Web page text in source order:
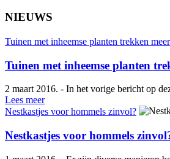
NIEUWS
Tuinen met inheemse planten trekken
Tuinen met inheemse planten
2 maart 2016. - In het vorige bericht op
Lees meer
Nestkastjes voor hommels zinvol?
Nestkastjes voor hommels